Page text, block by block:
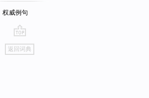
权威例句
go
top
返回词典